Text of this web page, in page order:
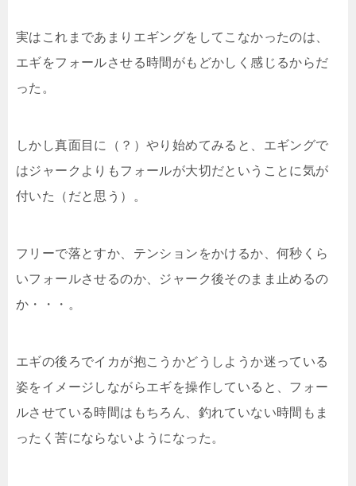
実はこれまであまりエギングをしてこなかったのは、
エギをフォールさせる時間がもどかしく感じるからだ
った。
しかし真面目に（？）やり始めてみると、エギングで
はジャークよりもフォールが大切だということに気が
付いた（だと思う）。
フリーで落とすか、テンションをかけるか、何秒くら
いフォールさせるのか、ジャーク後そのまま止めるの
か・・・。
エギの後ろでイカが抱こうかどうしようか迷っている
姿をイメージしながらエギを操作していると、フォー
ルさせている時間はもちろん、釣れていない時間もま
ったく苦にならないようになった。